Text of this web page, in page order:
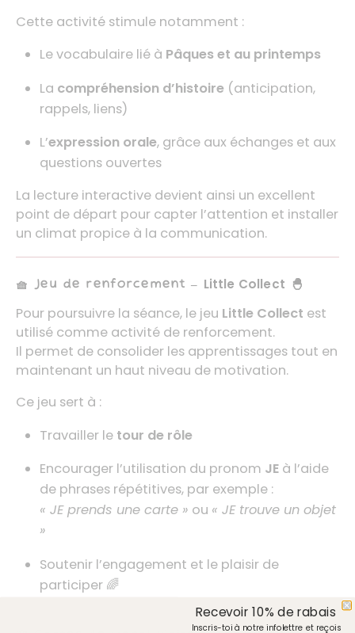
Cette activité stimule notamment :
Le vocabulaire lié à Pâques et au printemps
La compréhension d’histoire (anticipation,
rappels, liens)
L’expression orale, grâce aux échanges et aux
questions ouvertes
La lecture interactive devient ainsi un excellent
point de départ pour capter l’attention et installer
un climat propice à la communication.
🧺 Jeu de renforcement – Little Collect 🐣
Pour poursuivre la séance, le jeu Little Collect est
utilisé comme activité de renforcement.
Il permet de consolider les apprentissages tout en
maintenant un haut niveau de motivation.
Ce jeu sert à :
Travailler le tour de rôle
Encourager l’utilisation du pronom JE à l’aide
de phrases répétitives, par exemple :
« JE prends une carte » ou « JE trouve un objet
»
Soutenir l’engagement et le plaisir de
participer 🌈
Recevoir 10% de rabais
Inscris-toi à notre infolettre et reçois